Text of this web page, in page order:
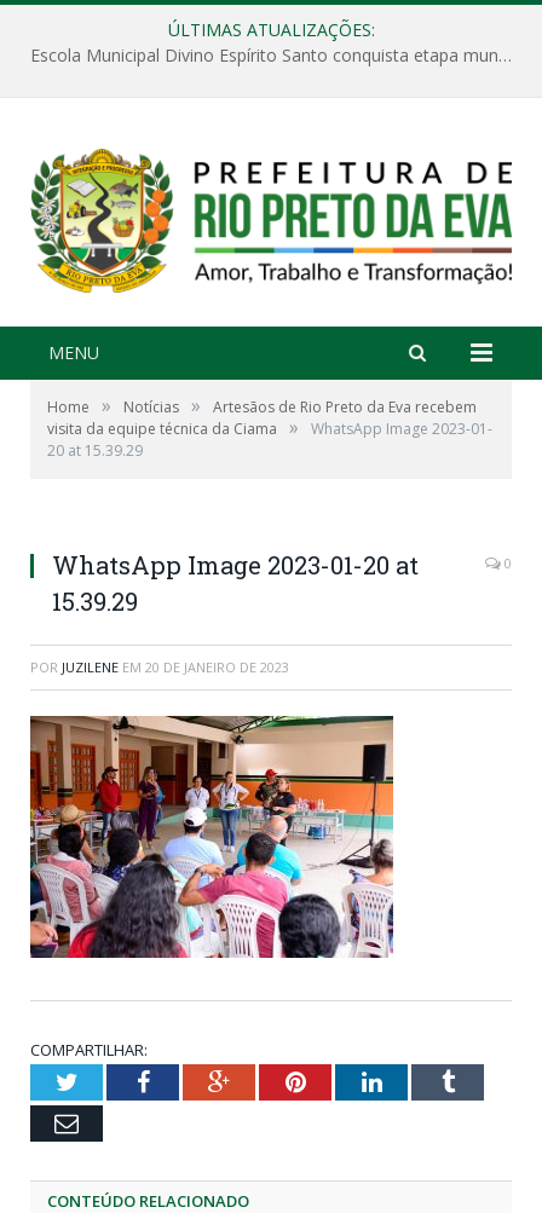
ÚLTIMAS ATUALIZAÇÕES:
Escola Municipal Divino Espírito Santo conquista etapa municipal da V Feira Amazonense de Matemática
MENU
Home » Notícias »
Artesãos de Rio Preto da Eva recebem
visita da equipe técnica da Ciama
»
WhatsApp Image 2023-01-
20 at 15.39.29
WhatsApp Image 2023-01-20 at
15.39.29
0
POR JUZILENE EM 20 DE JANEIRO DE 2023
COMPARTILHAR:
TwitterFacebookGoogle+PinterestLinkedInTumblr
Email
CONTEÚDO RELACIONADO